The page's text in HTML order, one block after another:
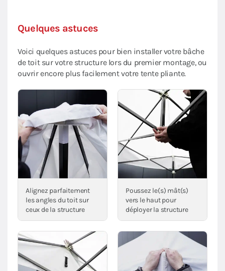
Quelques astuces
Voici quelques astuces pour bien installer votre bâche
de toit sur votre structure lors du premier montage, ou
ouvrir encore plus facilement votre tente pliante.
Alignez parfaitement
les angles du toit sur
ceux de la structure
Poussez le(s) mât(s)
vers le haut pour
déployer la structure